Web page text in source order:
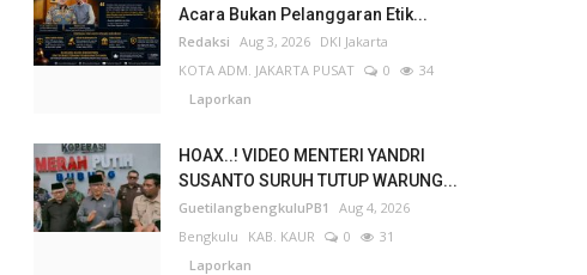
Acara Bukan Pelanggaran Etik...
Redaksi Aug 3, 2026 DKI Jakarta
KOTA ADM. JAKARTA PUSAT
0
34
Laporkan
HOAX..! VIDEO MENTERI YANDRI
SUSANTO SURUH TUTUP WARUNG...
GuetilangbengkuluPB1
Aug 4, 2026
Bengkulu
KAB. KAUR 0
31
Laporkan